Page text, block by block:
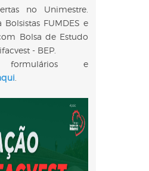
no Unimestre.
Bolsistas FUMDES e
Bolsa de Estudo
- BEP.
formulários e